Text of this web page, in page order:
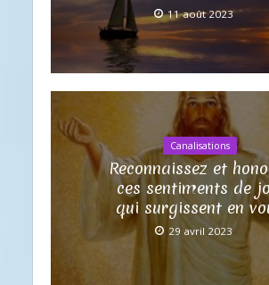
11 août 2023
Canalisations
Reconnaissez et
ces sentiments de
qui surgissent en
29 avril 2023